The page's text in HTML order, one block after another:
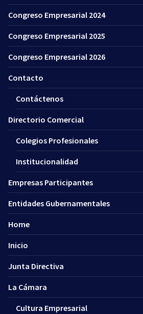
Congreso Empresarial 2024
Congreso Empresarial 2025
Congreso Empresarial 2026
Contacto
Contáctenos
Directorio Comercial
Colegios Profesionales
Institucionalidad
Empresas Participantes
Entidades Gubernamentales
Home
Inicio
Junta Directiva
La Cámara
Cultura Empresarial